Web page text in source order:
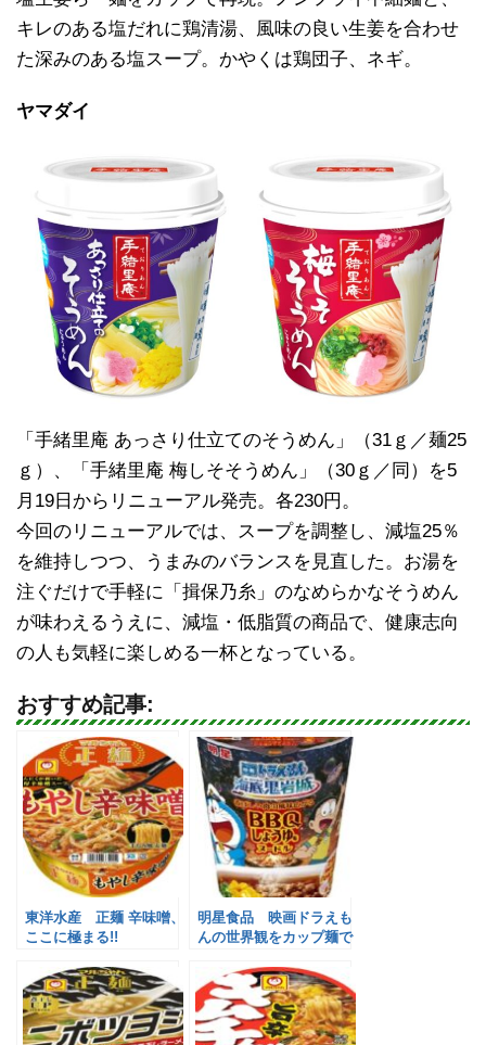
キレのある塩だれに鶏清湯、風味の良い生姜を合わせ
た深みのある塩スープ。かやくは鶏団子、ネギ。
ヤマダイ
「手緒里庵 あっさり仕立てのそうめん」（31ｇ／麺25
ｇ）、「手緒里庵 梅しそそうめん」（30ｇ／同）を5
月19日からリニューアル発売。各230円。
今回のリニューアルでは、スープを調整し、減塩25％
を維持しつつ、うまみのバランスを見直した。お湯を
注ぐだけで手軽に「揖保乃糸」のなめらかなそうめん
が味わえるうえに、減塩・低脂質の商品で、健康志向
の人も気軽に楽しめる一杯となっている。
おすすめ記事:
東洋水産 正麺 辛味噌、
ここに極まる!!
明星食品 映画ドラえも
んの世界観をカップ麺で